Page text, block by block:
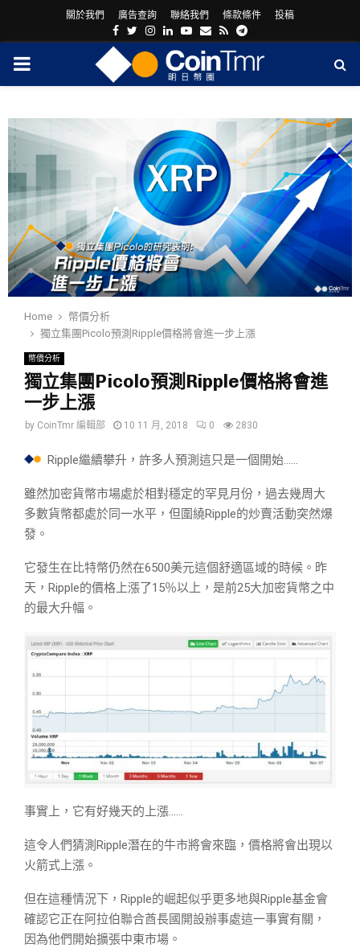
關於我們 廣告查詢 聯絡我們 條款條件 投稿
Facebook
Twitter
Instagram
LinkedinYoutube
Email
RssTelegram
PRIMARY
Home
幣價分析
獨立集團Picolo預測Ripple價格將會進一步上漲
幣價分析
獨立集團Picolo預測Ripple價格將會進
一步上漲
by CoinTmr 編輯部 10 11 月, 2018 0 2830
Ripple繼續攀升，許多人預測這只是一個開始……
雖然加密貨幣市場處於相對穩定的罕見月份，過去幾周大
多數貨幣都處於同一水平，但圍繞Ripple的炒賣活動突然爆
發。
它發生在比特幣仍然在6500美元這個舒適區域的時候。昨
天，Ripple的價格上漲了15％以上，是前25大加密貨幣之中
的最大升幅。
事實上，它有好幾天的上漲……
這令人們猜測Ripple潛在的牛市將會來臨，價格將會出現以
火箭式上漲。
但在這種情況下，Ripple的崛起似乎更多地與Ripple基金會
確認它正在阿拉伯聯合酋長國開設辦事處這一事實有關，
因為他們開始擴張中東市場。